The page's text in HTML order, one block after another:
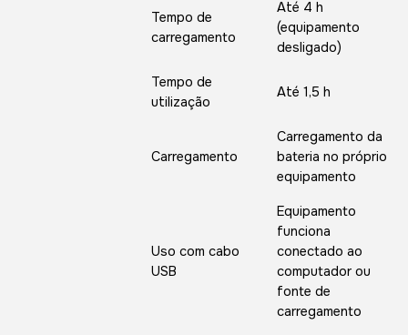
Tempo de
carregamento
Até 4 h
(equipamento
desligado)
Tempo de
utilização
Até 1,5 h
Carregamento
Carregamento da
bateria no próprio
equipamento
Uso com cabo
USB
Equipamento
funciona
conectado ao
computador ou
fonte de
carregamento